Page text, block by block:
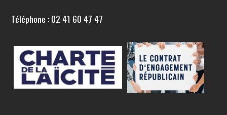
Téléphone : 02 41 60 47 47